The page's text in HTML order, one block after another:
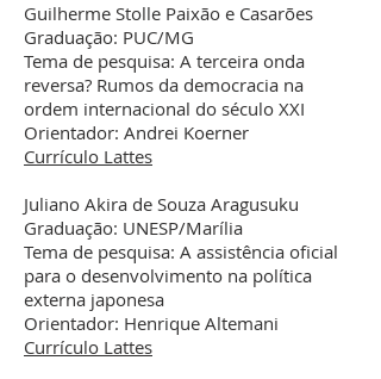
Guilherme Stolle Paixão e Casarões
Graduação: PUC/MG
Tema de pesquisa: A terceira onda
reversa? Rumos da democracia na
ordem internacional do século XXI
Orientador: Andrei Koerner
Currículo Lattes
Juliano Akira de Souza Aragusuku
Graduação: UNESP/Marília
Tema de pesquisa: A assistência oficial
para o desenvolvimento na política
externa japonesa
Orientador: Henrique Altemani
Currículo Lattes